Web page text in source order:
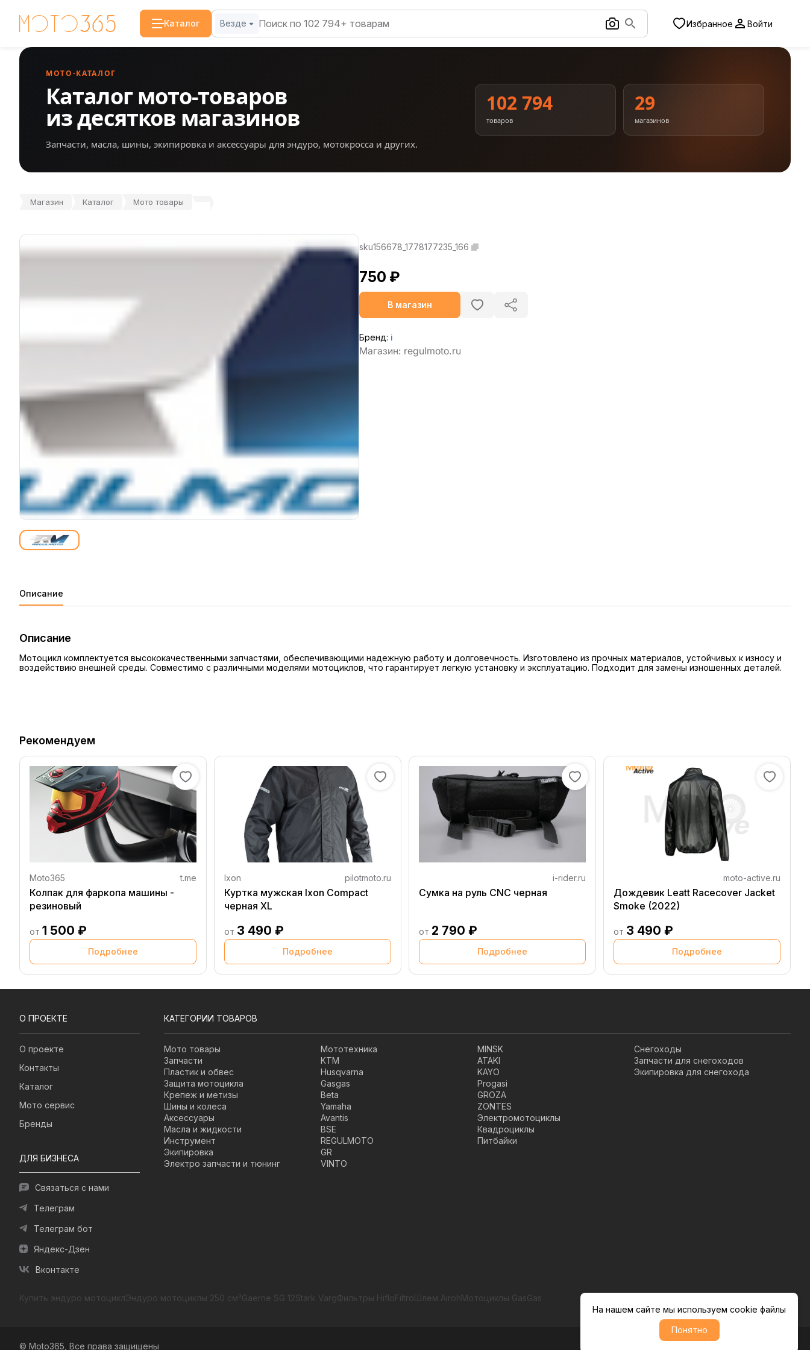
Каталог Везде Избранное Войти
МОТО-КАТАЛОГ
Каталог мото-товаров
из десятков магазинов
Запчасти, масла, шины, экипировка и аксессуары для эндуро, мотокросса и других.
102 794
товаров
29
магазинов
Магазин Каталог Мото товары
sku156678_1778177235_166
750 ₽
В магазин
Бренд: ℹ️
Описание
Описание
Мотоцикл комплектуется высококачественными запчастями, обеспечивающими надежную работу и долговечность. Изготовлено из прочных материалов, устойчивых к износу и
воздействию внешней среды. Совместимо с различными моделями мотоциклов, что гарантирует легкую установку и эксплуатацию. Подходит для замены изношенных деталей.
Рекомендуем
Moto365 t.me
Колпак для фаркопа машины -
резиновый
от 1 500 ₽
Подробнее
Ixon pilotmoto.ru
Куртка мужская Ixon Compact
черная XL
от 3 490 ₽
Подробнее
i-rider.ru
Сумка на руль CNC черная
от 2 790 ₽
Подробнее
moto-active.ru
Дождевик Leatt Racecover Jacket
Smoke (2022)
от 3 490 ₽
Подробнее
О ПРОЕКТЕ
О проекте
Контакты
Каталог
Мото сервис
Бренды
ДЛЯ БИЗНЕСА
Связаться с нами
Телеграм
Телеграм бот
Яндекс-Дзен
Вконтакте
КАТЕГОРИИ ТОВАРОВ
Мото товары
Запчасти
Пластик и обвес
Защита мотоцикла
Крепеж и метизы
Шины и колеса
Аксессуары
Масла и жидкости
Инструмент
Экипировка
Электро запчасти и тюнинг
Мототехника
KTM
Husqvarna
Gasgas
Beta
Yamaha
Avantis
BSE
REGULMOTO
GR
VINTO
MINSK
ATAKI
KAYO
Progasi
GROZA
ZONTES
Электромотоциклы
Квадроциклы
Питбайки
Снегоходы
Запчасти для снегоходов
Экипировка для снегохода
Купить эндуро мотоциклЭндуро мотоциклы 250 см³Gaerne SG 12Stark VargФильтры HifloFiltroШлем AirohМотоциклы GasGas
© Moto365, Все права защищены
На нашем сайте мы используем cookie файлы
Понятно